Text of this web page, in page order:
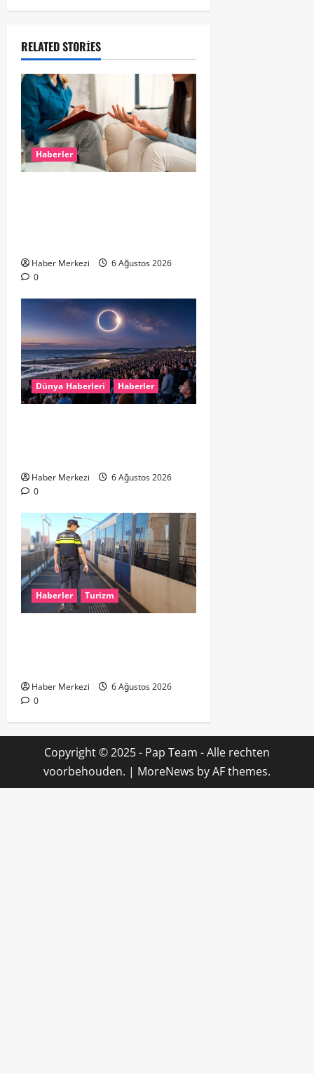
RELATED STORIES
Haberler
Haber Merkezi
6 Ağustos 2026
0
Dünya Haberleri Haberler
Haber Merkezi
6 Ağustos 2026
0
Haberler Turizm
Haber Merkezi
6 Ağustos 2026
0
Copyright © 2025 - Pap Team - Alle rechten
voorbehouden. | MoreNews by AF themes.